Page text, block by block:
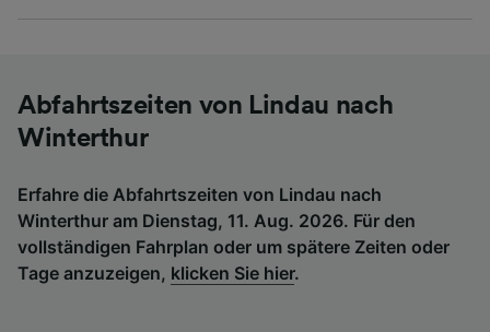
Abfahrtszeiten von Lindau nach
Winterthur
Erfahre die Abfahrtszeiten von Lindau nach
Winterthur am Dienstag, 11. Aug. 2026. Für den
vollständigen Fahrplan oder um spätere Zeiten oder
Tage anzuzeigen, klicken Sie hier.